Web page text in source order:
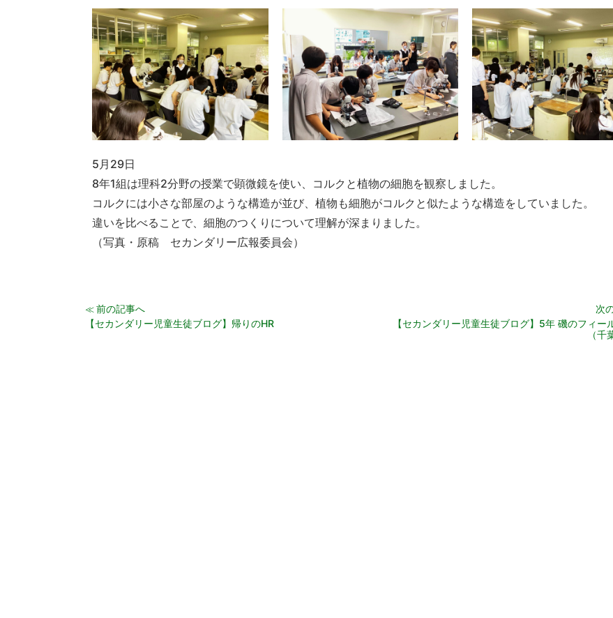
5月29日
8年1組は理科2分野の授業で顕微鏡を使い、コルクと植物の細胞を観察しました。
コルクには小さな部屋のような構造が並び、植物も細胞がコルクと似たような構造をしていました。
違いを比べることで、細胞のつくりについて理解が深まりました。
（写真・原稿 セカンダリー広報委員会）
≪前の記事へ
【セカンダリー児童生徒ブログ】帰りのHR
次
【セカンダリー児童生徒ブログ】5年 磯のフィー
（千